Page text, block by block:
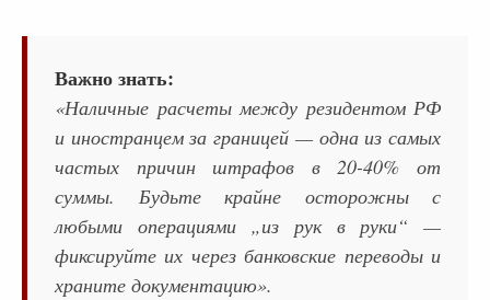
Важно знать:
«Наличные расчеты между резидентом РФ
и иностранцем за границей — одна из самых
частых причин штрафов в 20-40% от
суммы. Будьте крайне осторожны с
любыми операциями „из рук в руки“ —
фиксируйте их через банковские переводы и
храните документацию».